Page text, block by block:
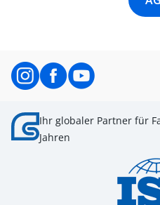
Ihr globaler Partner für
Jahren